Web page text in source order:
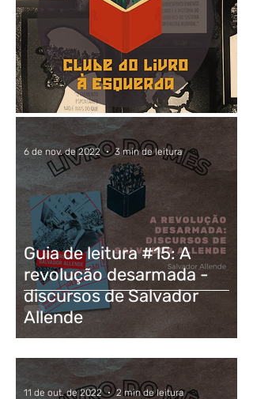
Guia de leitura #15: A
revolução desarmada -
discursos de Salvador
Allende
6 de nov. de 2022 3 min de leitura
11 de out. de 2022 2 min de leitura